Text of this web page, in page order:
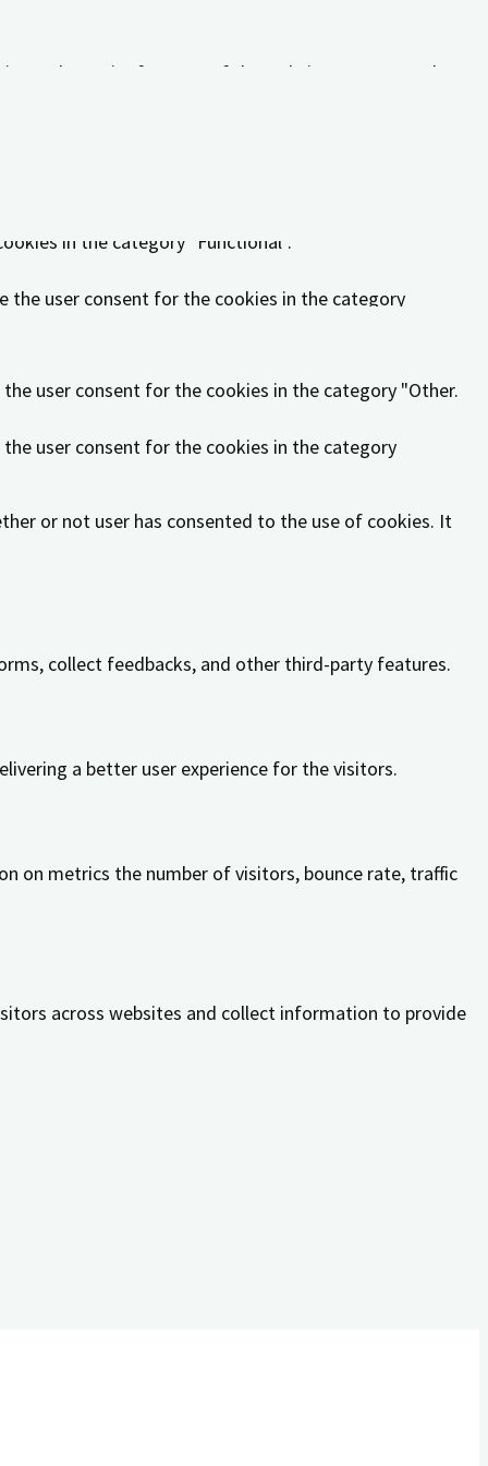
and security features of the website, anonymously.
in the category "Functional".
the user consent for the cookies in the category
user consent for the cookies in the category "Other.
user consent for the cookies in the category
or not user has consented to the use of cookies. It
collect feedbacks, and other third-party features.
a better user experience for the visitors.
on metrics the number of visitors, bounce rate, traffic
across websites and collect information to provide